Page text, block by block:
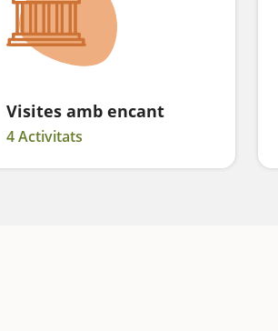
Visites amb encant
4 Activitats